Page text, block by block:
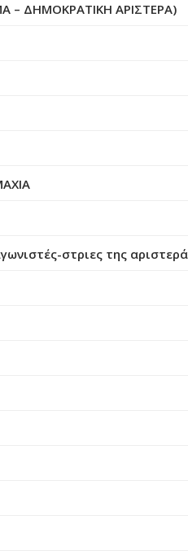
– ΔΗΜΟΚΡΑΤΙΚΗ ΑΡΙΣΤΕΡΑ)
στριες της